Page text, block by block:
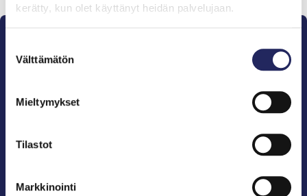
kerätty, kun olet käyttänyt heidän palvelujaan.
valinta
Välttämätön
Mieltymykset
Tilastot
Markkinointi
Pelastamme Itämeren ja sen perinnön tuleville
John Nurmisen Säätiö on Itämeren suojelija, meren